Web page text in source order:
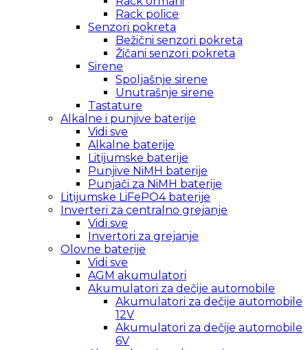
Rack police
Senzori pokreta
Bežični senzori pokreta
Žičani senzori pokreta
Sirene
Spoljašnje sirene
Unutrašnje sirene
Tastature
Alkalne i punjive baterije
Vidi sve
Alkalne baterije
Litijumske baterije
Punjive NiMH baterije
Punjači za NiMH baterije
Litijumske LiFePO4 baterije
Inverteri za centralno grejanje
Vidi sve
Invertori za grejanje
Olovne baterije
Vidi sve
AGM akumulatori
Akumulatori za dečije automobile
Akumulatori za dečije automobile
12V
Akumulatori za dečije automobile
6V